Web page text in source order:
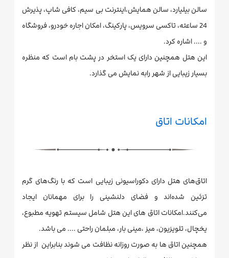
سالن بیلیارد، سالن همایش،اینترنت بی سیم، کافی شاپ، پذیرش
24 ساعته، تاکسی سرویس، پارکینگ، امکان اجاره خودرو، فروشگاه
و .... اشاره کرد.
این هتل همچنین دارای یک استخر در پشت بام است که منظره
بسیار زیبایی از شهر رابه نمایش می گذارد.
امکانات اتاق
اتاق‌های هتل دارای دکوراسیونی زیبایی است که با رنگ‌های گرم
تزئین شده‌اند و فضای دلنشینی را برای مهمانان ایجاد
می‌کنند.امکانات اتاق های این هتل شامل سیستم تهویه مطبوع،
یخچال، تلویزیون، میز ،مینی بار، مبلمان راحتی .... می باشد.
همچنین اتاق ها به صورت روزانه نظافت می شوند بنابراین از نظر